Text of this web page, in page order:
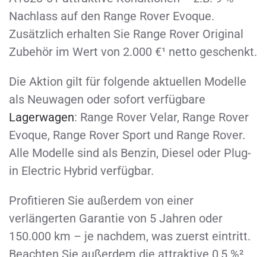
Nachlass auf den Range Rover Evoque.
Zusätzlich erhalten Sie Range Rover Original
Zubehör im Wert von 2.000 €¹ netto geschenkt.
Die Aktion gilt für folgende aktuellen Modelle
als Neuwagen oder sofort verfügbare
Lagerwagen: Range Rover Velar, Range Rover
Evoque, Range Rover Sport und Range Rover.
Alle Modelle sind als Benzin, Diesel oder Plug-
in Electric Hybrid verfügbar.
Profitieren Sie außerdem von einer
verlängerten Garantie von 5 Jahren oder
150.000 km – je nachdem, was zuerst eintritt.
Beachten Sie außerdem die attraktive 0,5 %²